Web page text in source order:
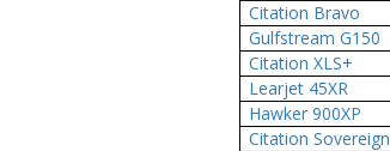
Citation Bravo
Gulfstream G150
Citation XLS+
Learjet 45XR
Hawker 900XP
Citation Sovereign